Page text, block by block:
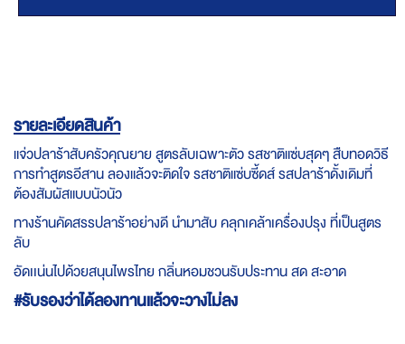
รายละเอียดสินค้า
แจ่วปลาร้าสับครัวคุณยาย สูตรลับเฉพาะตัว รสชาติแซ่บสุดๆ สืบทอดวิธี
การทำสูตรอีสาน ลองแล้วจะติดใจ รสชาติแซ่บซี้ดส์ รสปลาร้าดั้งเดิมที่
ต้องสัมผัสแบบนัวนัว
ทางร้านคัดสรรปลาร้าอย่างดี นำมาสับ คลุกเคล้าเครื่องปรุง ที่เป็นสูตร
ลับ
อัดเเน่นไปด้วยสนุนไพรไทย กลิ่นหอมชวนรับประทาน สด สะอาด
#รับรองว่าได้ลองทานแล้วจะวางไม่ลง